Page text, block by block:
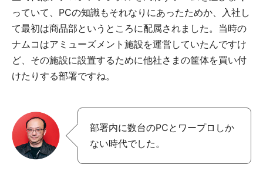
っていて、PCの知識もそれなりにあったためか、入社し
て最初は商品部というところに配属されました。当時の
ナムコはアミューズメント施設を運営していたんですけ
ど、その施設に設置するために他社さまの筐体を買い付
けたりする部署ですね。
部署内に数台のPCとワープロしか
ない時代でした。